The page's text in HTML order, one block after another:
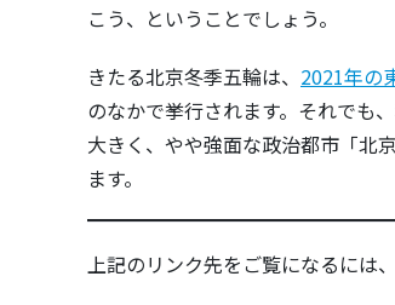
こう、ということでしょう。
きたる北京冬季五輪は、 2021年の
のなかで挙行されます。それでも
大きく、やや強面な政治都市「北
ます。
上記のリンク先をご覧になるには、